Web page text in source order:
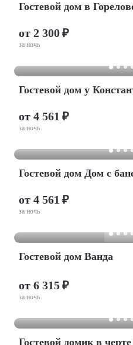
Гостевой дом в
от 2 300 ₽
за ночь
Гостевой дом у
от 4 561 ₽
за ночь
Гостевой дом Дом с
от 4 561 ₽
за ночь
Гостевой дом Ванда
от 6 315 ₽
за ночь
Гостевой домик в